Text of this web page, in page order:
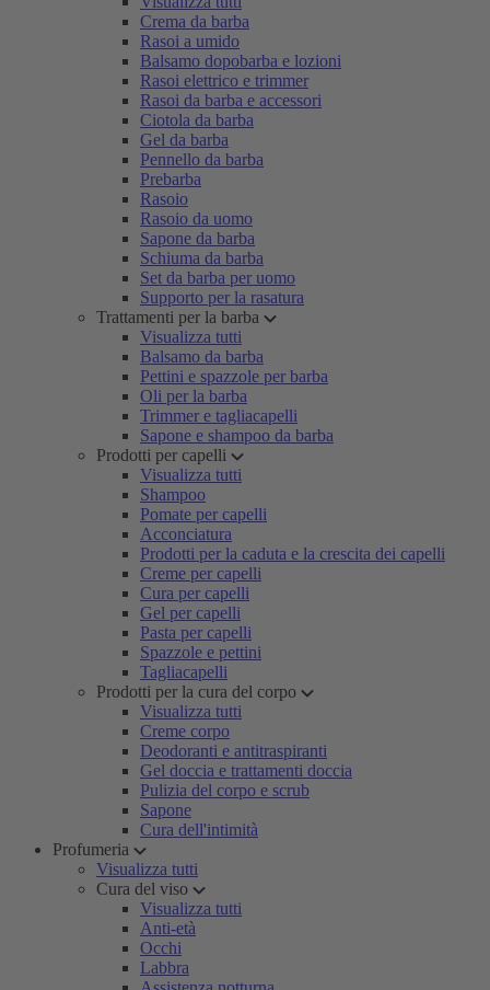
Crema da barba
Rasoi a umido
Balsamo dopobarba e lozioni
Rasoi elettrico e trimmer
Rasoi da barba e accessori
Ciotola da barba
Gel da barba
Pennello da barba
Prebarba
Rasoio
Rasoio da uomo
Sapone da barba
Schiuma da barba
Set da barba per uomo
Supporto per la rasatura
Trattamenti per la barba
Visualizza tutti
Balsamo da barba
Pettini e spazzole per barba
Oli per la barba
Trimmer e tagliacapelli
Sapone e shampoo da barba
Prodotti per capelli
Visualizza tutti
Shampoo
Pomate per capelli
Acconciatura
Prodotti per la caduta e la crescita dei capelli
Creme per capelli
Cura per capelli
Gel per capelli
Pasta per capelli
Spazzole e pettini
Tagliacapelli
Prodotti per la cura del corpo
Visualizza tutti
Creme corpo
Deodoranti e antitraspiranti
Gel doccia e trattamenti doccia
Pulizia del corpo e scrub
Sapone
Cura dell'intimità
Profumeria
Visualizza tutti
Cura del viso
Visualizza tutti
Anti-età
Occhi
Labbra